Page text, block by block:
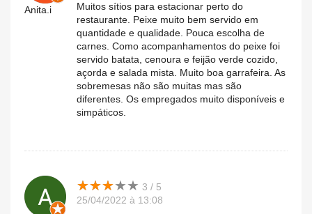
Anita.i
Muitos sítios para estacionar perto do
restaurante. Peixe muito bem servido em
quantidade e qualidade. Pouca escolha de
carnes. Como acompanhamentos do peixe foi
servido batata, cenoura e feijão verde cozido,
açorda e salada mista. Muito boa garrafeira. As
sobremesas não são muitas mas são
diferentes. Os empregados muito disponíveis e
simpáticos.
★★★★★
★★★★★ 3 / 5
25/04/2022 à 13:08